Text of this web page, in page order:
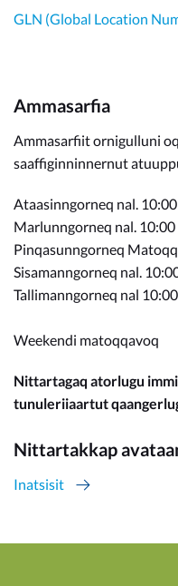
GLN (Global Location
Ammasarfia
Ammasarfiit ornigulluni
saaffiginninnernut
Ataasinngorneq nal.
Marlunngorneq nal.
Pinqasunngorneq
Sisamanngorneq nal.
Tallimanngorneq nal
Weekendi matoqqavoq
Nittartagaq atorlugu
tunuleriiaartut
Nittartakkap
Inatsisit